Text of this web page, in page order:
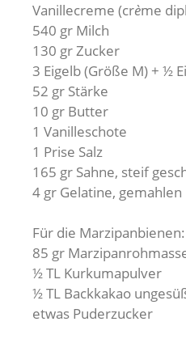
Vanillecreme (crème
540 gr Milch
130 gr Zucker
3 Eigelb (Größe M) + ½
52 gr Stärke
10 gr Butter
1 Vanilleschote
1 Prise Salz
165 gr Sahne, steif
4 gr Gelatine, gemahlen
Für die Marzipanbienen:
85 gr
½ TL Kurkumapulver
½ TL Backkakao
etwas Puderzucker